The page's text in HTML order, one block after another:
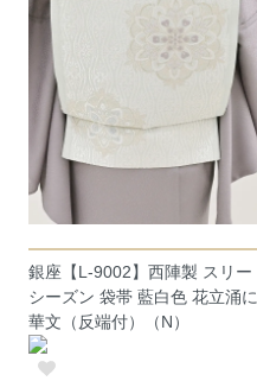
銀座【L-9002】西陣製 スリー
シーズン 袋帯 藍白色 花立涌に
華文（反端付）（N）